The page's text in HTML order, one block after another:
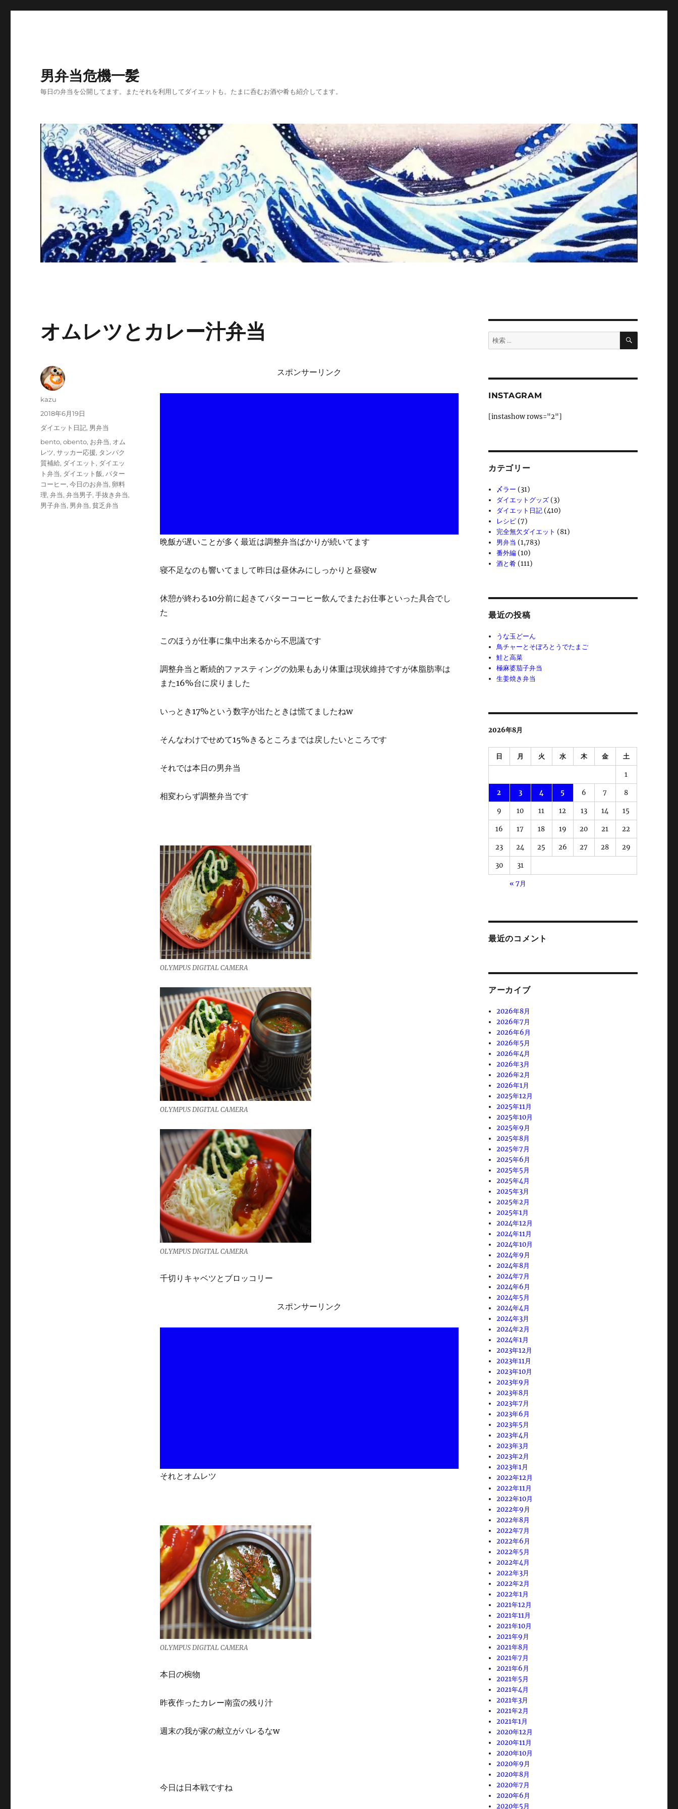
男弁当危機一髪
毎日の弁当を公開してます。またそれを利用してダイエットも。たまに呑むお酒や肴も紹介してます。
オムレツとカレー汁弁当
スポンサーリンク
晩飯が遅いことが多く最近は調整弁当ばかりが続いてます
寝不足なのも響いてまして昨日は昼休みにしっかりと昼寝w
休憩が終わる10分前に起きてバターコーヒー飲んでまたお仕事といった具合でし
た
このほうが仕事に集中出来るから不思議です
調整弁当と断続的ファスティングの効果もあり体重は現状維持ですが体脂肪率は
また16%台に戻りました
いっとき17%という数字が出たときは慌てましたねw
そんなわけでせめて15%きるところまでは戻したいところです
それでは本日の男弁当
相変わらず調整弁当です
OLYMPUS DIGITAL CAMERA
OLYMPUS DIGITAL CAMERA
OLYMPUS DIGITAL CAMERA
千切りキャベツとブロッコリー
スポンサーリンク
それとオムレツ
OLYMPUS DIGITAL CAMERA
本日の椀物
昨夜作ったカレー南蛮の残り汁
週末の我が家の献立がバレるなw
今日は日本戦ですね
投
kazu
投
稿
2018年6月19日
カ
テ
リ
ー
ダイエット日記, 男弁当
タ
グ
bento,obento, お弁当, オム
レツ,サッカー応援, タンパク
質補給, ダイエット , ダイエッ
ト弁当, ダイエット飯, バター
コーヒー,今日のお弁当, 卵料
理,弁当,弁当男子,手抜き弁当,
男子弁当, 男弁当,貧乏弁当
検
索:
検
INSTAGRAM
[instashow rows="2"]
カテゴリー
〆ラー (31)
ダイエットグッズ (3)
ダイエット日記 (410)
レシピ (7)
完全無欠ダイエット (81)
男弁当 (1,783)
番外編 (10)
酒と肴 (111)
最近の投稿
うな玉どーん
鳥チャーとそぼろとうでたまご
鮭と高菜
極麻婆茄子弁当
生姜焼き弁当
2026年8月
日 月 火 水 木 金 土
1
2 3 4 5 6 7 8
9 10 11 12 13 14 15
16 17 18 19 20 21 22
23 24 25 26 27 28 29
30 31
« 7月
最近のコメント
アーカイブ
2026年8月
2026年7月
2026年6月
2026年5月
2026年4月
2026年3月
2026年2月
2026年1月
2025年12月
2025年11月
2025年10月
2025年9月
2025年8月
2025年7月
2025年6月
2025年5月
2025年4月
2025年3月
2025年2月
2025年1月
2024年12月
2024年11月
2024年10月
2024年9月
2024年8月
2024年7月
2024年6月
2024年5月
2024年4月
2024年3月
2024年2月
2024年1月
2023年12月
2023年11月
2023年10月
2023年9月
2023年8月
2023年7月
2023年6月
2023年5月
2023年4月
2023年3月
2023年2月
2023年1月
2022年12月
2022年11月
2022年10月
2022年9月
2022年8月
2022年7月
2022年6月
2022年5月
2022年4月
2022年3月
2022年2月
2022年1月
2021年12月
2021年11月
2021年10月
2021年9月
2021年8月
2021年7月
2021年6月
2021年5月
2021年4月
2021年3月
2021年2月
2021年1月
2020年12月
2020年11月
2020年10月
2020年9月
2020年8月
2020年7月
2020年6月
2020年5月